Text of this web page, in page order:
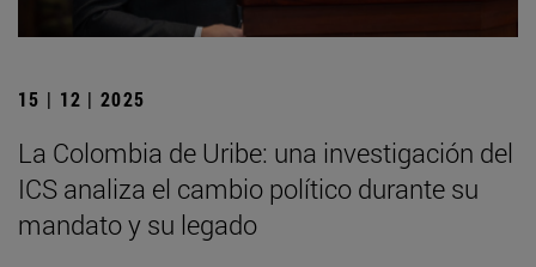
15 | 12 | 2025
La Colombia de Uribe: una investigación del
ICS analiza el cambio político durante su
mandato y su legado